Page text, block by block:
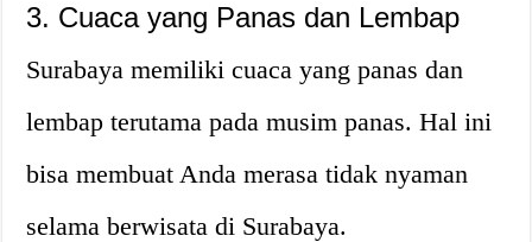
3. Cuaca yang Panas dan Lembap
Surabaya memiliki cuaca yang panas dan
lembap terutama pada musim panas. Hal ini
bisa membuat Anda merasa tidak nyaman
selama berwisata di Surabaya.